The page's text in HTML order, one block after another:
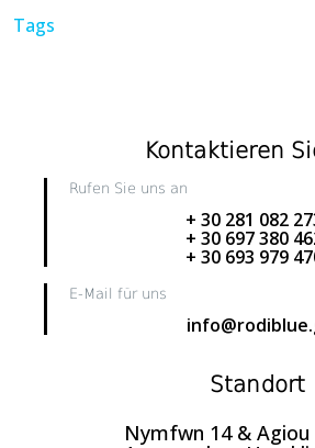
Tags
Kontaktieren
Rufen Sie uns an
+ 30 281 082
+ 30 697 380
+ 30 693 979
E-Mail für uns
Standort
Nymfwn 14 & Agiou